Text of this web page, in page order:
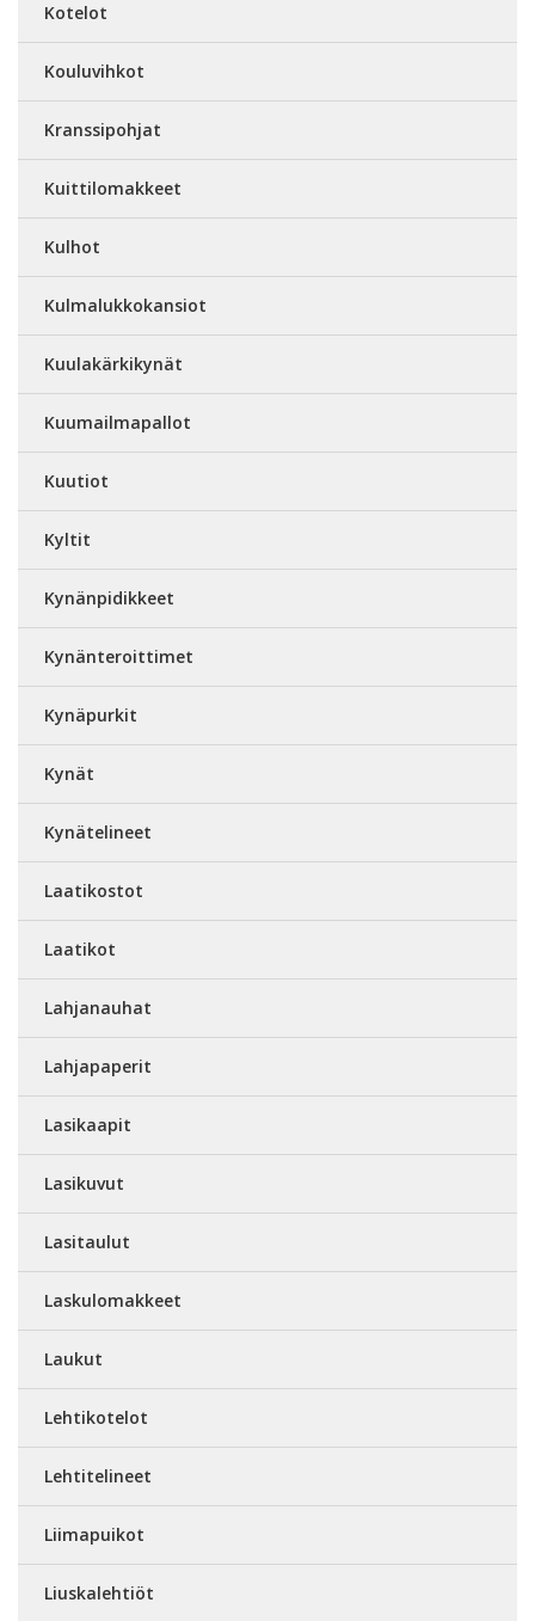
Kotelot
Kouluvihkot
Kranssipohjat
Kuittilomakkeet
Kulhot
Kulmalukkokansiot
Kuulakärkikynät
Kuumailmapallot
Kuutiot
Kyltit
Kynänpidikkeet
Kynänteroittimet
Kynäpurkit
Kynät
Kynätelineet
Laatikostot
Laatikot
Lahjanauhat
Lahjapaperit
Lasikaapit
Lasikuvut
Lasitaulut
Laskulomakkeet
Laukut
Lehtikotelot
Lehtitelineet
Liimapuikot
Liuskalehtiöt